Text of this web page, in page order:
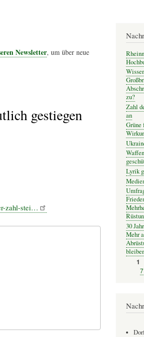
Newsletter, um über neue
gestiegen
zahl-stei…
zu?
Zahl
an
Grüne
Lyrik
30
Mehr
1
7